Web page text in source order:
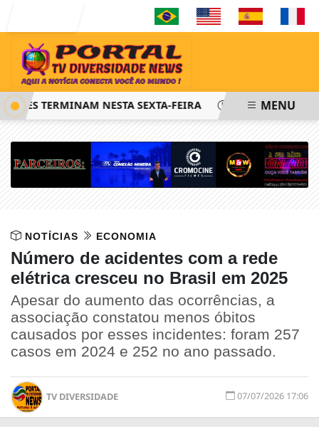
TERMINAM NESTA SEXTA-FEIRA SAIBA COMO PEDIR
MENU
NOTÍCIAS ECONOMIA
Número de acidentes com a rede
elétrica cresceu no Brasil em 2025
Apesar do aumento das ocorrências, a
associação constatou menos óbitos
causados por esses incidentes: foram 257
casos em 2024 e 252 no ano passado.
TV DIVERSIDADE 07/07/2026 17:06